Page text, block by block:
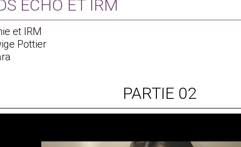
ECHO ET IRM
et IRM
Pottier
PARTIE 02